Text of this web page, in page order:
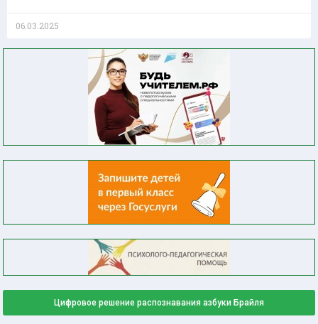
06.03.2025
Цифровое решение распознавания азбуки Брайля